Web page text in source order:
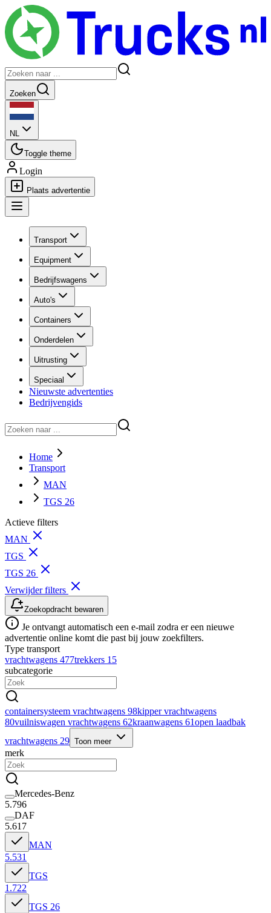
Zoeken
NL
Toggle theme
Login
Plaats advertentie
Transport
Equipment
Bedrijfswagens
Auto's
Containers
Onderdelen
Uitrusting
Speciaal
Nieuwste advertenties
Bedrijvengids
Home
Transport
MAN
TGS 26
Actieve filters
MAN
TGS
TGS 26
Verwijder filters
Zoekopdracht bewaren
Je ontvangt automatisch een e-mail zodra er een nieuwe
advertentie online komt die past bij jouw zoekfilters.
Type transport
vrachtwagens 477trekkers 15
subcategorie
containersysteem vrachtwagens 98kipper vrachtwagens
80vuilniswagen vrachtwagens 62kraanwagens 61open laadbak
vrachtwagens 29 Toon meer
merk
Mercedes-Benz
5.796
DAF
5.617
MAN
5.531
TGS
1.722
TGS 26